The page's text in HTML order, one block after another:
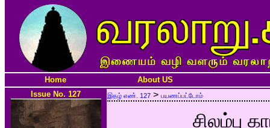
Home
About US
Issue No. 127
இதழ் எண். 127 > பயணப்பட்டோம்
சிலம்பு